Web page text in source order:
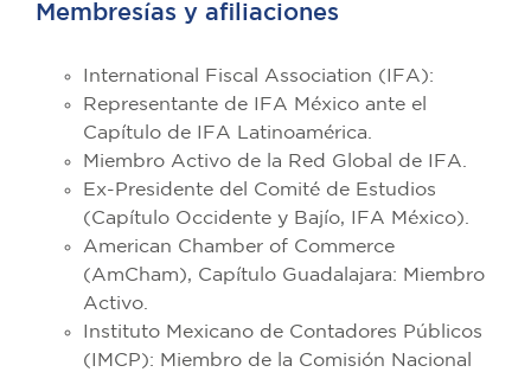
Membresías y afiliaciones
International Fiscal Association (IFA):
Representante de IFA México ante el
Capítulo de IFA Latinoamérica.
Miembro Activo de la Red Global de IFA.
Ex-Presidente del Comité de Estudios
(Capítulo Occidente y Bajío, IFA México).
American Chamber of Commerce
(AmCham), Capítulo Guadalajara: Miembro
Activo.
Instituto Mexicano de Contadores Públicos
(IMCP): Miembro de la Comisión Nacional